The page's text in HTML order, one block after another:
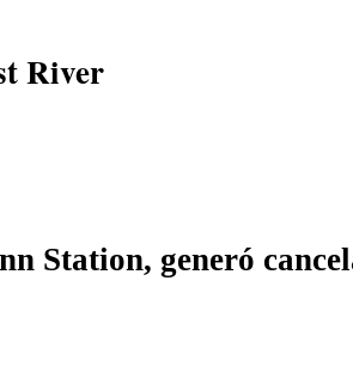
River
Station, generó